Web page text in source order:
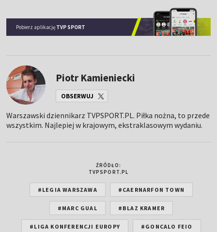
Pobierz aplikację TVP SPORT
Piotr Kamieniecki
OBSERWUJ
Warszawski dziennikarz TVPSPORT.PL. Piłka nożna, to przede
wszystkim. Najlepiej w krajowym, ekstraklasowym wydaniu.
ŹRÓDŁO:
TVPSPORT.PL
#LEGIA WARSZAWA #CAERNARFON TOWN
#MARC GUAL #BLAZ KRAMER
#LIGA KONFERENCJI EUROPY #GONCALO FEIO